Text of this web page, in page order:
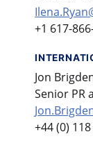
+1 617-
Jon
Senior PR
+44 (0)